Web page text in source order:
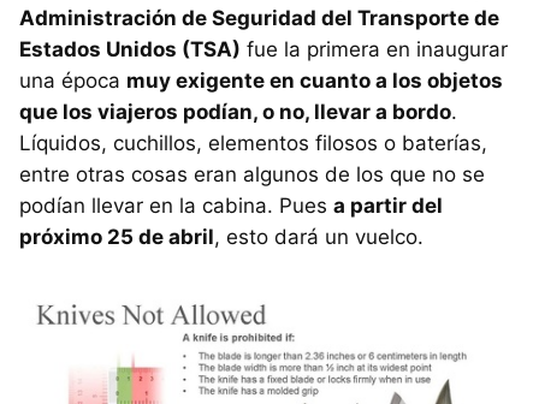
Administración de Seguridad del Transporte de
Estados Unidos (TSA) fue la primera en inaugurar
una época muy exigente en cuanto a los objetos
que los viajeros podían, o no, llevar a bordo.
Líquidos, cuchillos, elementos filosos o baterías,
entre otras cosas eran algunos de los que no se
podían llevar en la cabina. Pues a partir del
próximo 25 de abril, esto dará un vuelco.